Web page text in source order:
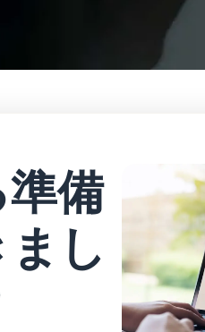
備
し